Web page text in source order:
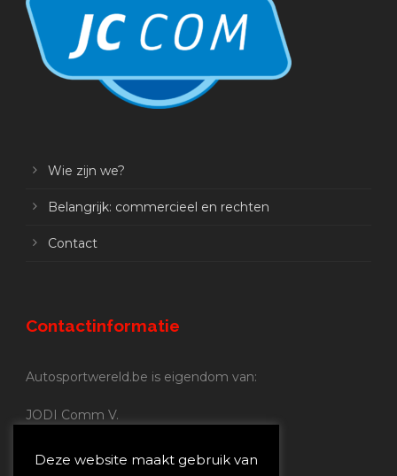
Wie zijn we?
Belangrijk: commercieel en rechten
Contact
Contactinformatie
Autosportwereld.be is eigendom van:
JODI Comm V.
Nijverheidsstraat 70
Deze website maakt gebruik van